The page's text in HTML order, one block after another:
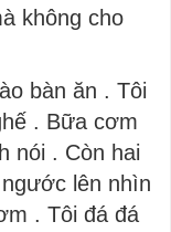
không cho
bàn ăn . Tôi
. Bữa cơm
nói . Còn hai
lên nhìn
. Tôi đá đá